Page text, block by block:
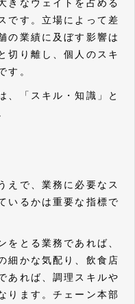
きなウェイトを占める
です。立場によって差
の業績に及ぼす影響は
切り離し、個人のスキ
す。
、「スキル・知識」と
えで、業務に必要なス
いるかは重要な指標で
をとる業務であれば、
細かな気配り、飲食店
あれば、調理スキルや
ります。チェーン本部